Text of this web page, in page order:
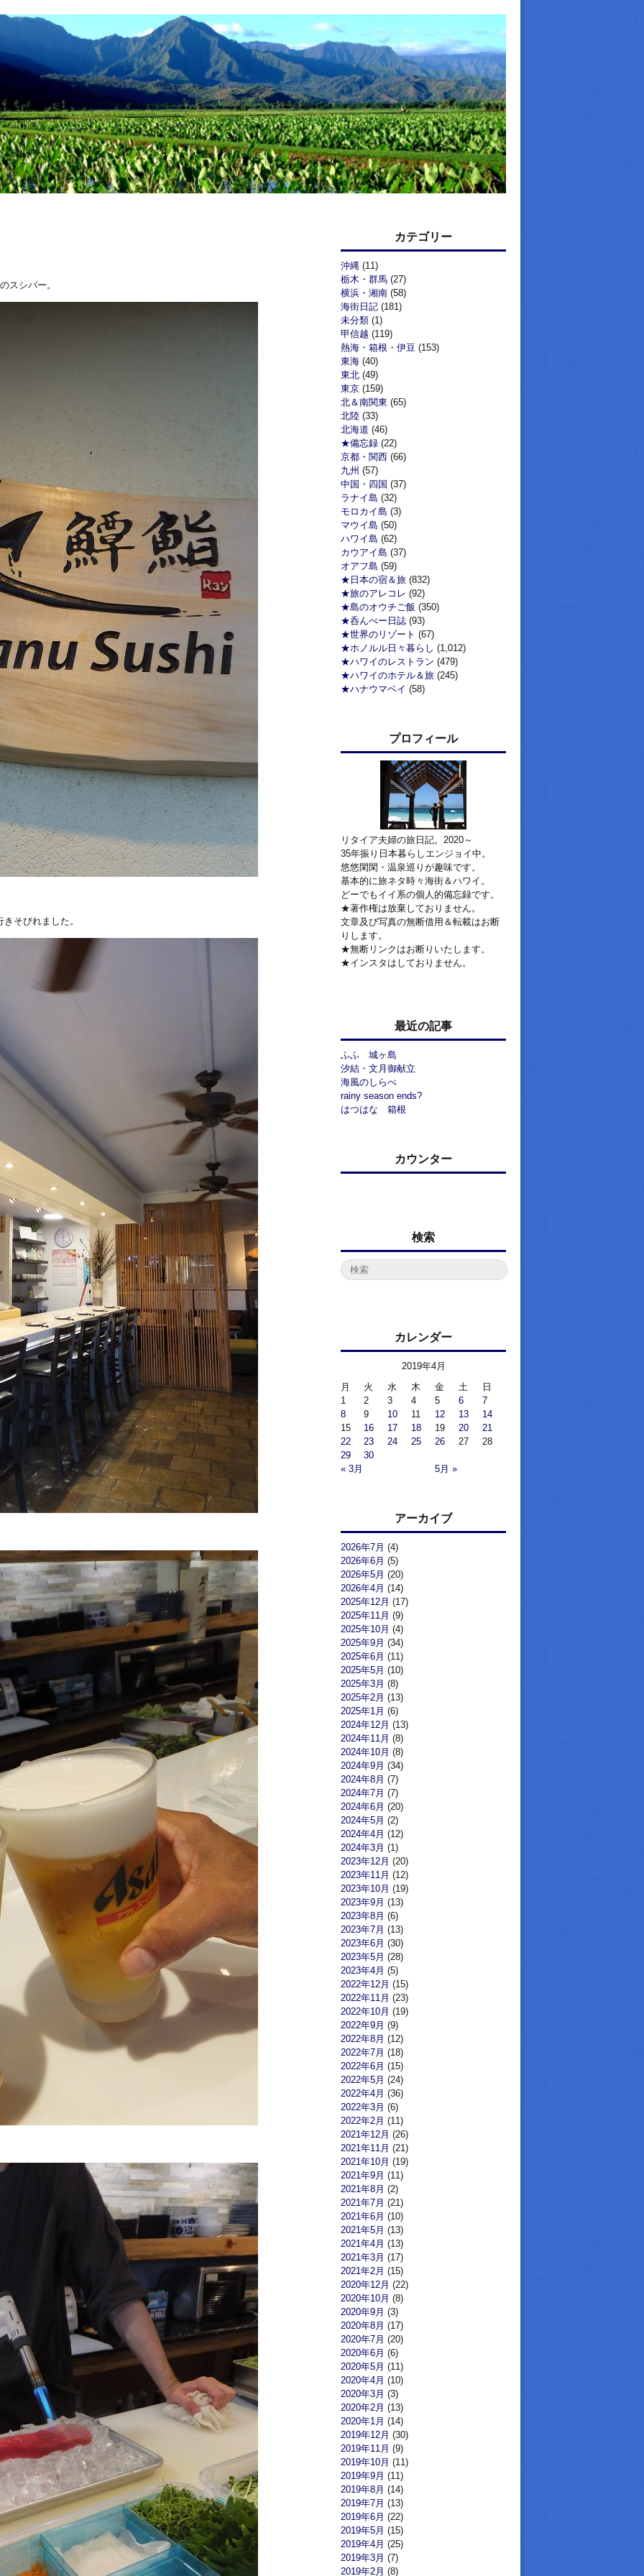
スシバー。
そびれました。
カテゴリー
沖縄 (11)
栃木・群馬 (27)
横浜・湘南 (58)
海街日記 (181)
未分類 (1)
甲信越 (119)
熱海・箱根・伊豆 (153)
東海 (40)
東北 (49)
東京 (159)
北＆南関東 (65)
北陸 (33)
北海道 (46)
★備忘録 (22)
京都・関西 (66)
九州 (57)
中国・四国 (37)
ラナイ島 (32)
モロカイ島 (3)
マウイ島 (50)
ハワイ島 (62)
カウアイ島 (37)
オアフ島 (59)
★日本の宿＆旅 (832)
★旅のアレコレ (92)
★島のオウチご飯 (350)
★呑んべー日誌 (93)
★世界のリゾート (67)
★ホノルル日々暮らし (1,012)
★ハワイのレストラン (479)
★ハワイのホテル＆旅 (245)
★ハナウマベイ (58)
プロフィール
リタイア夫婦の旅日記。2020～
35年振り日本暮らしエンジョイ中。
悠悠閑閑・温泉巡りが趣味です。
基本的に旅ネタ時々海街＆ハワイ。
どーでもイイ系の個人的備忘録です。
★著作権は放棄しておりません。
文章及び写真の無断借用＆転載はお断
りします。
★無断リンクはお断りいたします。
★インスタはしておりません。
最近の記事
ふふ 城ヶ島
汐結・文月御献立
海風のしらべ
rainy season ends?
はつはな 箱根
カウンター
検索
カレンダー
2019年4月
月
火 水 木 金 土 日
« 3月 5月 »
1 2 3 4 5 6
7
8
9 10 11 12 13
14
15
16 17 18 19 20
21
22
23 24 25 26 27
28
29
30
アーカイブ
2026年7月 (4)
2026年6月 (5)
2026年5月 (20)
2026年4月 (14)
2025年12月 (17)
2025年11月 (9)
2025年10月 (4)
2025年9月 (34)
2025年6月 (11)
2025年5月 (10)
2025年3月 (8)
2025年2月 (13)
2025年1月 (6)
2024年12月 (13)
2024年11月 (8)
2024年10月 (8)
2024年9月 (34)
2024年8月 (7)
2024年7月 (7)
2024年6月 (20)
2024年5月 (2)
2024年4月 (12)
2024年3月 (1)
2023年12月 (20)
2023年11月 (12)
2023年10月 (19)
2023年9月 (13)
2023年8月 (6)
2023年7月 (13)
2023年6月 (30)
2023年5月 (28)
2023年4月 (5)
2022年12月 (15)
2022年11月 (23)
2022年10月 (19)
2022年9月 (9)
2022年8月 (12)
2022年7月 (18)
2022年6月 (15)
2022年5月 (24)
2022年4月 (36)
2022年3月 (6)
2022年2月 (11)
2021年12月 (26)
2021年11月 (21)
2021年10月 (19)
2021年9月 (11)
2021年8月 (2)
2021年7月 (21)
2021年6月 (10)
2021年5月 (13)
2021年4月 (13)
2021年3月 (17)
2021年2月 (15)
2020年12月 (22)
2020年10月 (8)
2020年9月 (3)
2020年8月 (17)
2020年7月 (20)
2020年6月 (6)
2020年5月 (11)
2020年4月 (10)
2020年3月 (3)
2020年2月 (13)
2020年1月 (14)
2019年12月 (30)
2019年11月 (9)
2019年10月 (11)
2019年9月 (11)
2019年8月 (14)
2019年7月 (13)
2019年6月 (22)
2019年5月 (15)
2019年4月 (25)
2019年3月 (7)
2019年2月 (8)